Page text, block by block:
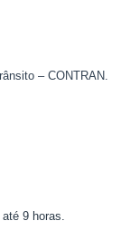
– CONTRAN.
9 horas.